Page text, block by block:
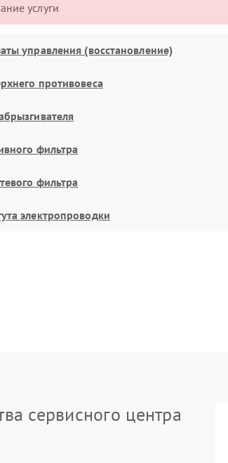
услуги
управления (восстановление)
противовеса
фильтра
фильтра
электропроводки
сервисного центра